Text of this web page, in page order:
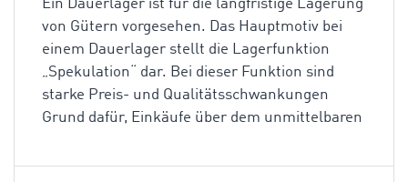
Ein Dauerlager ist für die langfristige Lagerung
von Gütern vorgesehen. Das Hauptmotiv bei
einem Dauerlager stellt die Lagerfunktion
„Spekulation“ dar. Bei dieser Funktion sind
starke Preis- und Qualitätsschwankungen
Grund dafür, Einkäufe über dem unmittelbaren